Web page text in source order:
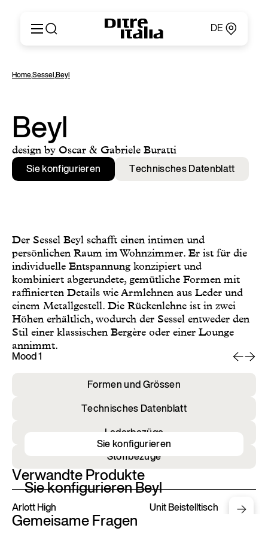
DE
Produkte
Kataloge und Materialien
Ditre Italia für Fachleute
Verkaufsstellen
Nachrichten & Presse
Geschützer Bereich
English
Español
Русский
简体中文
Home,Sessel ,Beyl
Beyl
design by Oscar & Gabriele Buratti
Sie konfigurieren Technisches Datenblatt
Der Sessel Beyl schafft einen intimen und
persönlichen Raum im Wohnzimmer. Er ist für die
individuelle Entspannung konzipiert und
kombiniert abgerundete, gemütliche Formen mit
raffinierten Details wie Armlehnen aus Leder und
einem Metallgestell. Die Rückenlehne ist in zwei
Höhen erhältlich, wodurch der Sessel entweder den
Stil einer klassischen Bergère oder einer Lounge
annimmt.
Mood 1
Formen und Grössen
Technisches Datenblatt
Lederbezüge
Stoffbezüge
Sie konfigurieren Beyl
Sie konfigurieren
Verwandte Produkte
Arlott High Unit Beistelltisch
Gemeisame Fragen